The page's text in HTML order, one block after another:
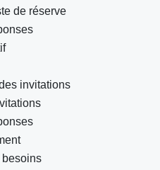
de réserve
invitations
besoins